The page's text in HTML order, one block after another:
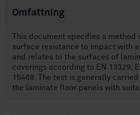
Omfattning
This document specifies a method
surface resistance to impact with
and relates to the surfaces of
coverings according to EN 13329,
15468. The test is generally
the laminate floor panels with